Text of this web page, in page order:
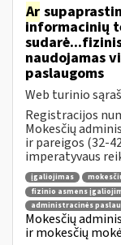
Ar
informacinių
naudojamas
paslaugoms
Web turinio
Registracijos
Mokesčių
ir pareigos (32-
imperatyvaus
įgaliojimas
fizinio asmens
administracinės
Mokesčių
ir mokesčių